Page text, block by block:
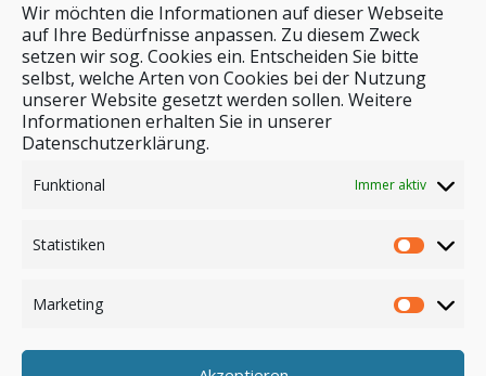
Wir möchten die Informationen auf dieser Webseite
auf Ihre Bedürfnisse anpassen. Zu diesem Zweck
setzen wir sog. Cookies ein. Entscheiden Sie bitte
selbst, welche Arten von Cookies bei der Nutzung
unserer Website gesetzt werden sollen. Weitere
Informationen erhalten Sie in unserer
Datenschutzerklärung.
Funktional Immer aktiv
Statistiken
Marketing
Stichwortsuche